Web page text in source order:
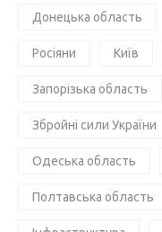
Донецька область
Росіяни Київ
Запорізька область
Збройні сили України
Одеська область
Полтавська область